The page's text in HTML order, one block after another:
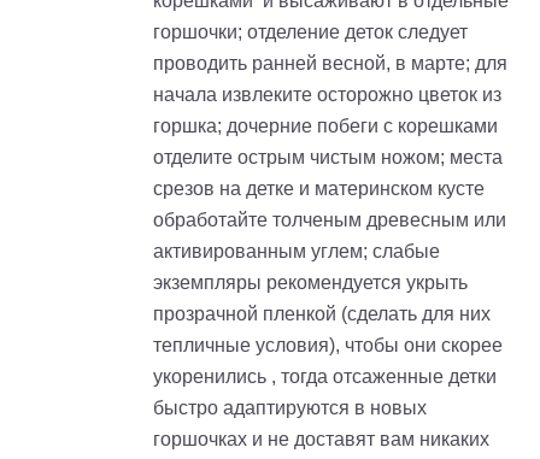
горшочки; отделение деток следует
проводить ранней весной, в марте; для
начала извлеките осторожно цветок из
горшка; дочерние побеги с корешками
отделите острым чистым ножом; места
срезов на детке и материнском кусте
обработайте толченым древесным или
активированным углем; слабые
экземпляры рекомендуется укрыть
прозрачной пленкой (сделать для них
тепличные условия), чтобы они скорее
укоренились , тогда отсаженные детки
быстро адаптируются в новых
горшочках и не доставят вам никаких